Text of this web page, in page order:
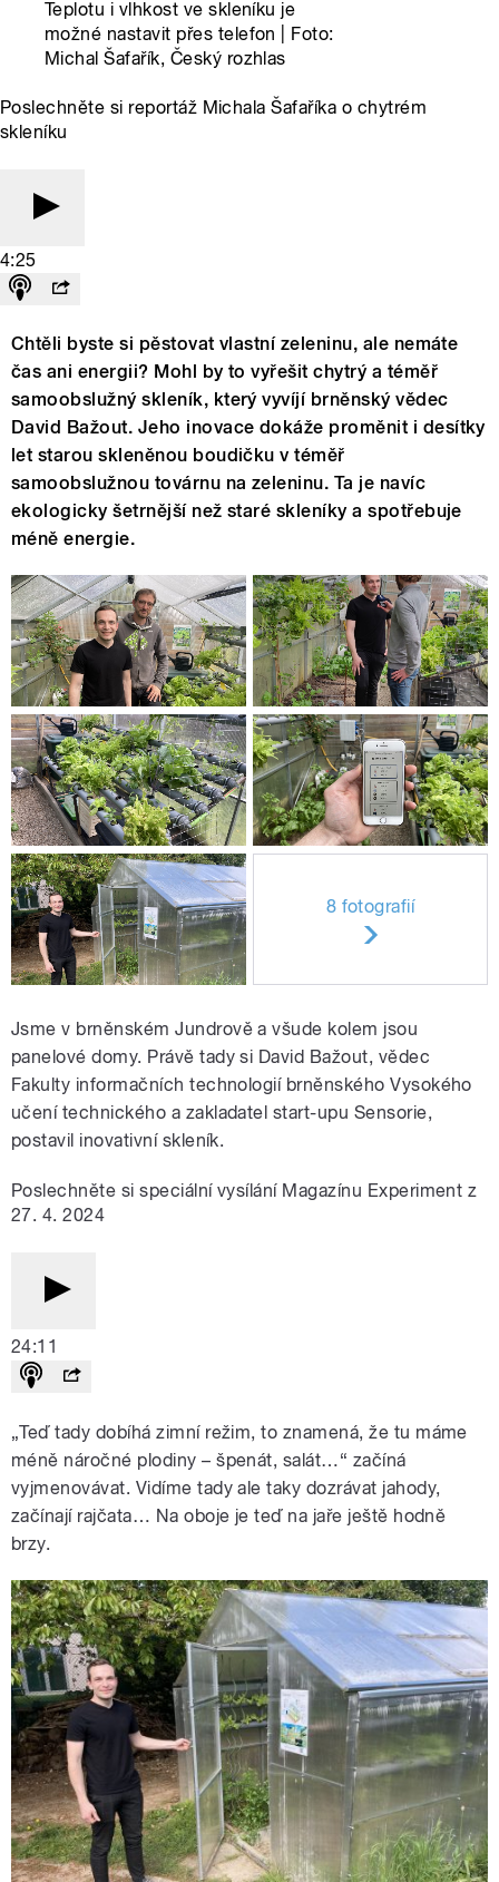
Teplotu i vlhkost ve skleníku je
možné nastavit přes telefon | Foto:
Michal Šafařík, Český rozhlas
Poslechněte si reportáž Michala Šafaříka o chytrém
skleníku
4:25
Chtěli byste si pěstovat vlastní zeleninu, ale nemáte
čas ani energii? Mohl by to vyřešit chytrý a téměř
samoobslužný skleník, který vyvíjí brněnský vědec
David Bažout. Jeho inovace dokáže proměnit i desítky
let starou skleněnou boudičku v téměř
samoobslužnou továrnu na zeleninu. Ta je navíc
ekologicky šetrnější než staré skleníky a spotřebuje
méně energie.
8 fotografií
Jsme v brněnském Jundrově a všude kolem jsou
panelové domy. Právě tady si David Bažout, vědec
Fakulty informačních technologií brněnského Vysokého
učení technického a zakladatel start-upu Sensorie,
postavil inovativní skleník.
Poslechněte si speciální vysílání Magazínu Experiment z
27. 4. 2024
24:11
„Teď tady dobíhá zimní režim, to znamená, že tu máme
méně náročné plodiny – špenát, salát…“ začíná
vyjmenovávat. Vidíme tady ale taky dozrávat jahody,
začínají rajčata… Na oboje je teď na jaře ještě hodně
brzy.